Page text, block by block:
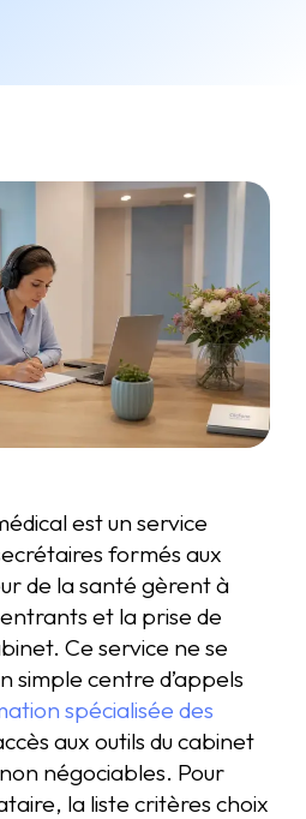
est un service
formés aux
de la santé gèrent à
et la prise de
Ce service ne se
simple centre d’appels
spécialisée des
aux outils du cabinet
négociables. Pour
la liste critères choix